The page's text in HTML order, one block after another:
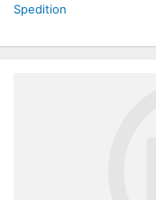
Spedition